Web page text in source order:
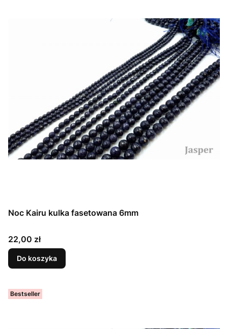
Noc Kairu kulka fasetowana 6mm
Cena
22,00 zł
Do koszyka
Bestseller